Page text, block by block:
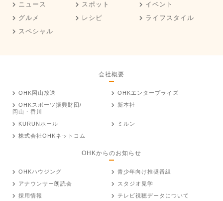
ニュース スポット
イベント
グルメ
レシピ
ライフスタイル
スペシャル
会社概要
OHK岡山放送
OHKエンタープライズ
OHKスポーツ振興財団/
岡山・香川
新本社
KURUNホール
ミルン
株式会社OHKネットコム
OHKからのお知らせ
OHKハウジング
青少年向け推奨番組
アナウンサー朗読会
スタジオ見学
採用情報
テレビ視聴データについて